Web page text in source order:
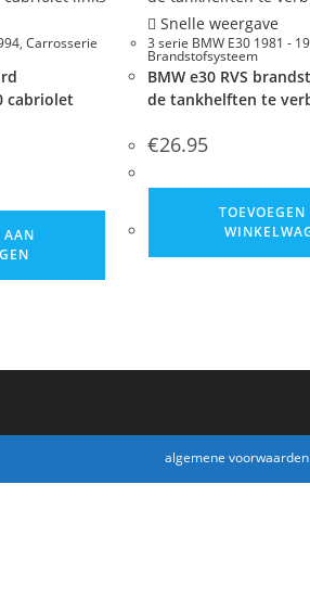
, Carrosserie
cabriolet
AAN
Snelle weergave
3 serie BMW E30 1981 -
Brandstofsysteem
BMW e30 RVS
de tankhelften te
€26.95
algemene voorwaarden